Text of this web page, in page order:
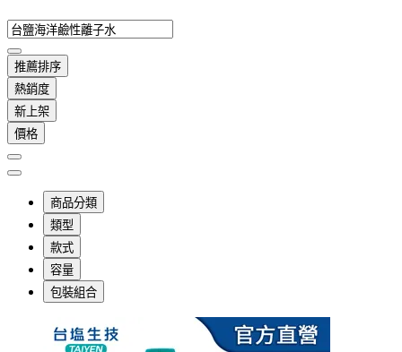
推薦排序
熱銷度
新上架
價格
商品分類
類型
款式
容量
包裝組合